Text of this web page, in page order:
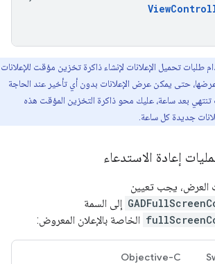
تحميل الإعلانات لإنشاء ذاكرة تخزين مؤقت للإعلانات
حتى يمكن عرض الإعلانات بدون أي تأخير عند الحاجة
بعد ساعة، عليك محو ذاكرة التخزين المؤقت هذه
جديدة كل ساعة.
إعادة الاستدعاء
يجب تعيين
إلى السمة
الخاصة بالإعلان المعروض:
Objective-C